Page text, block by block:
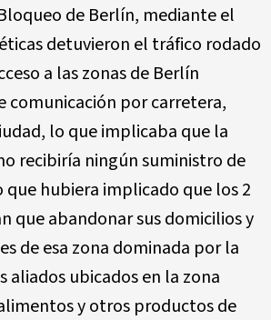
de Berlín, mediante el
detuvieron el tráfico rodado
a las zonas de Berlín
por carretera,
lo que implicaba que la
recibiría ningún suministro de
hubiera implicado que los 2
que abandonar sus domicilios y
de esa zona dominada por la
aliados ubicados en la zona
y otros productos de